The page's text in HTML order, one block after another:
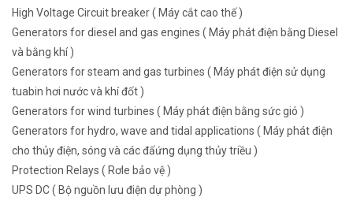
High Voltage Circuit breaker ( Máy cắt cao thế )
Generators for diesel and gas engines ( Máy phát điện bằng Diesel
và bằng khí )
Generators for steam and gas turbines ( Máy phát điện sử dụng
tuabin hơi nước và khí đốt )
Generators for wind turbines ( Máy phát điện bằng sức gió )
Generators for hydro, wave and tidal applications ( Máy phát điện
cho thủy điện, sóng và các đấứng dụng thủy triều )
Protection Relays ( Rơle bảo vệ )
UPS DC ( Bộ nguồn lưu điện dự phòng )